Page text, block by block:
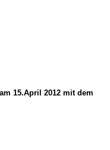
15.April 2012 mit dem